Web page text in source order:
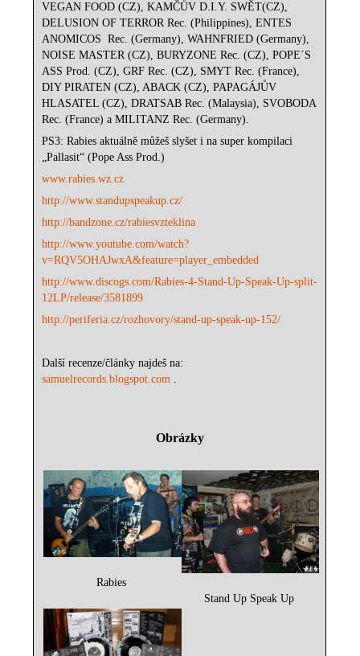
VEGAN FOOD (CZ), KAMČŮV D.I.Y. SWĚT(CZ),
DELUSION OF TERROR Rec. (Philippines), ENTES
ANOMICOS Rec. (Germany), WAHNFRIED (Germany),
NOISE MASTER (CZ), BURYZONE Rec. (CZ), POPE´S
ASS Prod. (CZ), GRF Rec. (CZ), SMYT Rec. (France),
DIY PIRATEN (CZ), ABACK (CZ), PAPAGÁJŮV
HLASATEL (CZ), DRATSAB Rec. (Malaysia), SVOBODA
Rec. (France) a MILITANZ Rec. (Germany).
PS3: Rabies aktuálně můžeš slyšet i na super kompilaci
„Pallasit“ (Pope Ass Prod.)
www.rabies.wz.cz
http://www.standupspeakup.cz/
http://bandzone.cz/rabiesvzteklina
http://www.youtube.com/watch?
v=RQV5OHAJwxA&feature=player_embedded
http://www.discogs.com/Rabies-4-Stand-Up-Speak-Up-split-
12LP/release/3581899
http://periferia.cz/rozhovory/stand-up-speak-up-152/
Další recenze/články najdeš na:
samuelrecords.blogspot.com .
Obrázky
Rabies
Stand Up Speak Up